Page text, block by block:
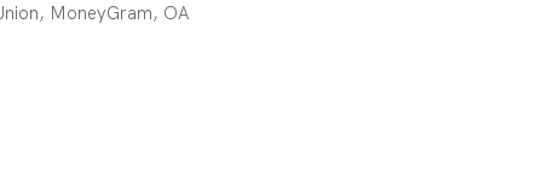
MoneyGram, OA